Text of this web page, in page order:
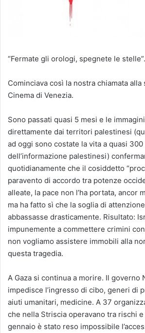
“Fermate gli orologi, spegnete le stelle”.
Cominciava così la nostra chiamata
Cinema di Venezia.
Sono passati quasi 5 mesi e le
direttamente dai territori palestinesi
ad oggi sono costate la vita a quasi
dell’informazione palestinesi)
quotidianamente che il cosiddetto
paravento di accordo tra potenze
alleate, la pace non l’ha portata, ancor
ma ha fatto sì che la soglia di
abbassasse drasticamente. Risultato:
impunemente a commettere crimini
non vogliamo assistere immobili alla
questa tragedia.
A Gaza si continua a morire. Il governo
impedisce l’ingresso di cibo, generi di
aiuti umanitari, medicine. A 37
che nella Striscia operavano tra rischi e
gennaio è stato reso impossibile